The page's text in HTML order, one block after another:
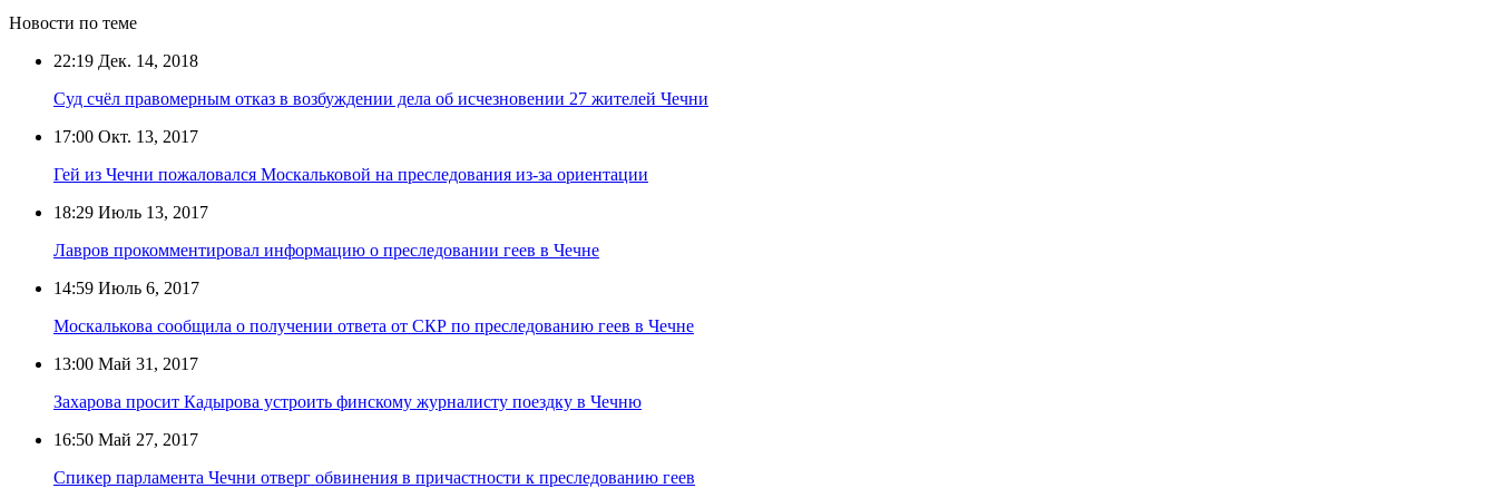
Новости по теме
22:19 Дек. 14, 2018
Суд счёл правомерным отказ в возбуждении дела об исчезновении 27 жителей Чечни
17:00 Окт. 13, 2017
Гей из Чечни пожаловался Москальковой на преследования из-за ориентации
18:29 Июль 13, 2017
Лавров прокомментировал информацию о преследовании геев в Чечне
14:59 Июль 6, 2017
Москалькова сообщила о получении ответа от СКР по преследованию геев в Чечне
13:00 Май 31, 2017
Захарова просит Кадырова устроить финскому журналисту поездку в Чечню
16:50 Май 27, 2017
Спикер парламента Чечни отверг обвинения в причастности к преследованию геев